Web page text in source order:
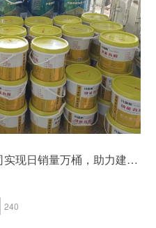
武汉凡塔斯建材科技有限公司实现日销量万桶，助力建筑行业绿色发展
240